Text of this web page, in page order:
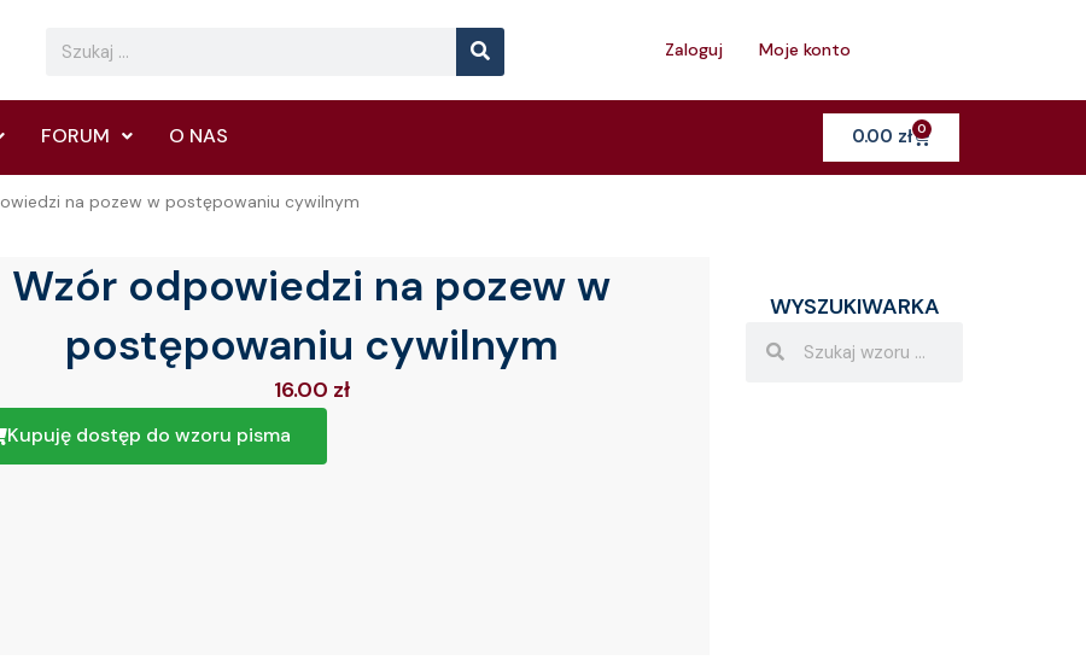
Search Search
Zaloguj Moje konto
FORUM O NAS 0.00 zł 0Cart
na pozew w postępowaniu cywilnym
Wzór odpowiedzi na pozew w
postępowaniu cywilnym
16.00 zł
Kupuję dostęp do wzoru pisma
WYSZUKIWARKA